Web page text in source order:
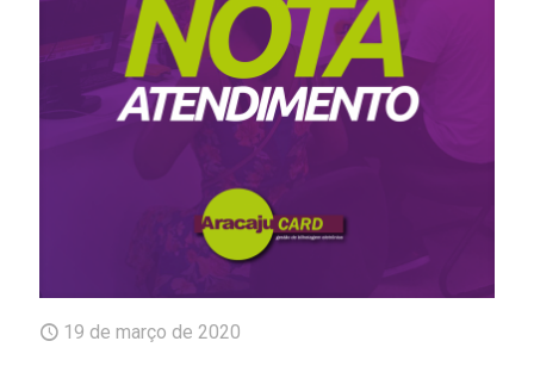
19 de março de 2020